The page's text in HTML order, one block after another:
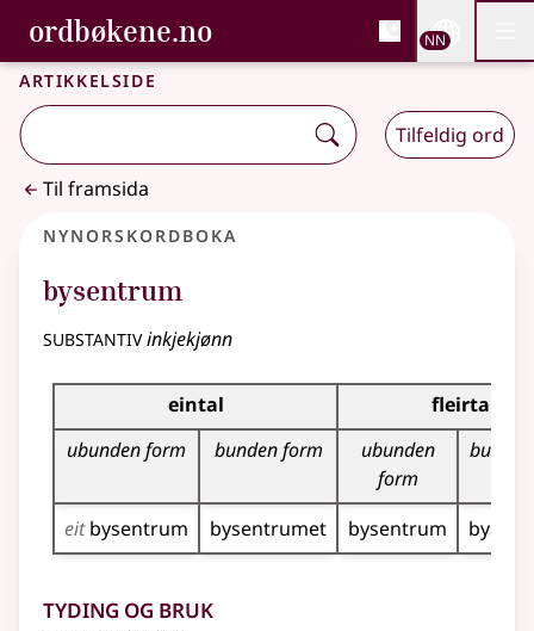
Gå til hovudinnhald
Tilgjenge
ordbøkene.no, Bokmålsordboka og
Bokmålsordboka og Nynorskordboka
NN
Artikkelside
Tilfeldig ord
Til framsida
Nynorskordboka
bysentrum
substantivinkjekjønn
Bøyningstabell for dette substantivet
eintal
fleirtal
ubunden form
bunden form
ubunden
form
eitbysentrum bysentrumet bysentrum
Tyding og bruk